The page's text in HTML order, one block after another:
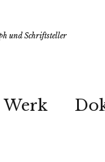
und Schriftsteller
Werk